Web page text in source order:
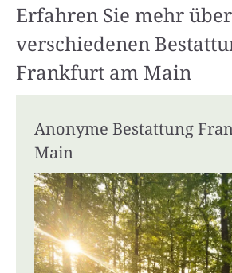
Erfahren Sie mehr
verschiedenen
Frankfurt am Main
Anonyme Bestattung
Main